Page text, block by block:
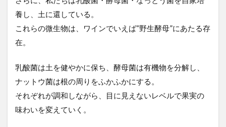
養し、土に還している。
これらの微生物は、ワインでいえば“野生酵母”にあたる存
在。
乳酸菌は土を健やかに保ち、酵母菌は有機物を分解し、
ナットウ菌は根の周りをふかふかにする。
それぞれが調和しながら、目に見えないレベルで果実の
味わいを変えていく。